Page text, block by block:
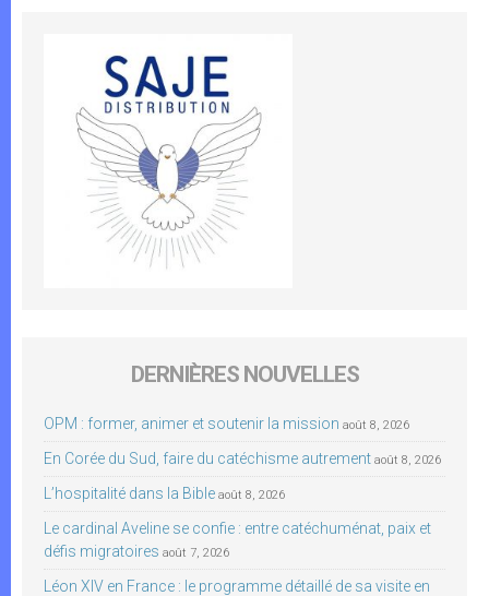
DERNIÈRES NOUVELLES
OPM : former, animer et soutenir la mission août 8, 2026
En Corée du Sud, faire du catéchisme autrement août 8, 2026
L’hospitalité dans la Bible août 8, 2026
Le cardinal Aveline se confie : entre catéchuménat, paix et
défis migratoires août 7, 2026
Léon XIV en France : le programme détaillé de sa visite en